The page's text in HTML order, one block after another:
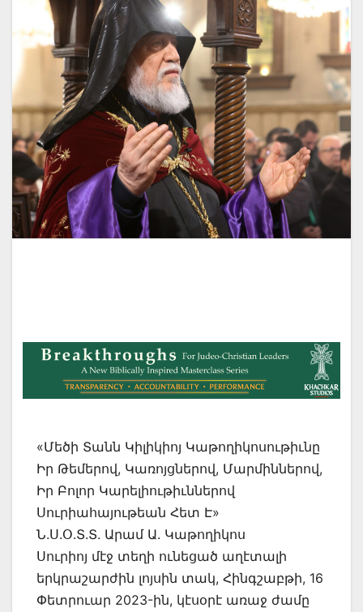
«Մեծի Տանն Կիլիկիոյ Կաթողիկոսութիւնը
Իր Թեմերով, Կառոյցներով, Մարմիններով,
Իր Բոլոր Կարելիութիւններով
Սուրիահայութեան Հետ Է»
Ն.Ս.Օ.Տ.Տ. Արամ Ա. Կաթողիկոս
Սուրիոյ մէջ տեղի ունեցած աղէտալի
երկրաշարժին լոյսին տակ, Հինգշաբթի, 16
Փետրուար 2023-ին, կէսօրէ առաջ ժամը